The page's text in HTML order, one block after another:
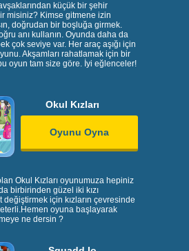
küçük bir şehir
misiniz? Kimse gitmene izin
doğrudan bir boşluğa girmek.
anı kullanın. Oyunda daha da
çok seviye var. Her araç aşığı için
Akşamları rahatlamak için bir
oyun tam size göre. İyi eğlenceler!
Okul Kızları
Oyunu Oyna
Okul Kızları oyunumuza hepiniz
birbirinden güzel iki kızı
değiştirmek için kızların çevresinde
oyuna başlayarak
ne dersin ?